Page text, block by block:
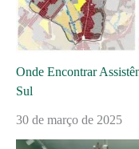
Onde Encontrar
Sul
30 de março de 2025